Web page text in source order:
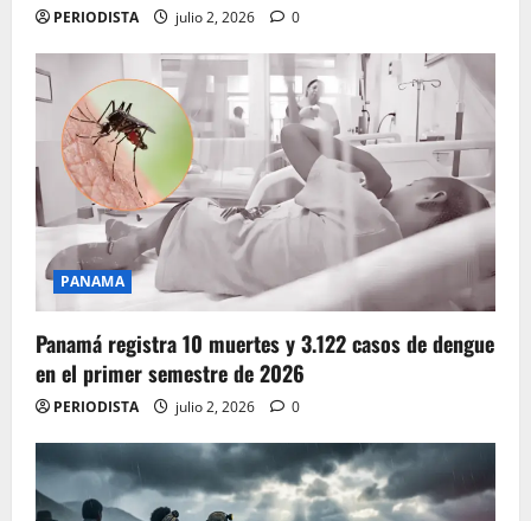
PERIODISTA julio 2, 2026 0
PANAMA
Panamá registra 10 muertes y 3.122 casos de dengue
en el primer semestre de 2026
PERIODISTA julio 2, 2026 0